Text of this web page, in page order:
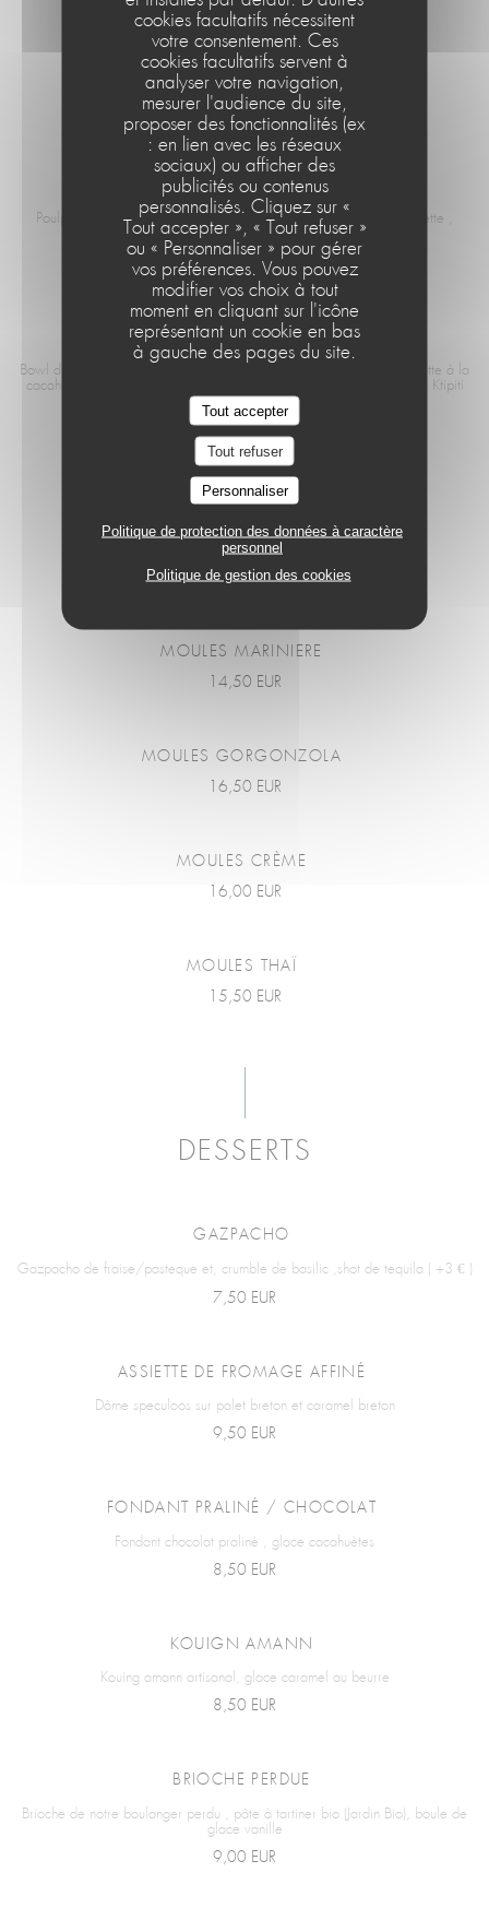
cookies facultatifs nécessitent
votre consentement. Ces
cookies facultatifs servent à
analyser votre navigation,
mesurer l'audience du site,
proposer des fonctionnalités (ex
: en lien avec les réseaux
sociaux) ou afficher des
publicités ou contenus
personnalisés. Cliquez sur «
Tout accepter », « Tout refuser »
ou « Personnaliser » pour gérer
vos préférences. Vous pouvez
modifier vos choix à tout
moment en cliquant sur l'icône
représentant un cookie en bas
à gauche des pages du site.
Tout accepter
Tout refuser
Personnaliser
Politique de protection des données à caractère
personnel
Politique de gestion des cookies
MENU ENFANT
Steak haché et frite ou Fish and chips Boisson et Glace
12,00 EUR
POULPE
Poulpe grillé, purée de coco au sésame , sauce chimichurri , roquette ,
légume de la ferme
21,50 EUR
BOWL DU CAFÉ
Bowl du café Tataki de thon , algues Wakamé/fève , sauce Vinaigrette à la
cacahuètes, mangue , riz sushi , tomate Version Végétarienne : avec Ktipiti
19,50 EUR
MOULES
MOULES MARINIERE
14,50 EUR
MOULES GORGONZOLA
16,50 EUR
MOULES CRÈME
16,00 EUR
MOULES THAÏ
15,50 EUR
DESSERTS
GAZPACHO
Gazpacho de fraise/pasteque et, crumble de basilic ,shot de tequila ( +3 € )
7,50 EUR
ASSIETTE DE FROMAGE AFFINÉ
Dôme speculoos sur palet breton et caramel breton
9,50 EUR
FONDANT PRALINÉ / CHOCOLAT
Fondant chocolat praliné , glace cacahuètes
8,50 EUR
KOUIGN AMANN
Kouing amann artisanal, glace caramel au beurre
8,50 EUR
BRIOCHE PERDUE
Brioche de notre boulanger perdu , pâte à tartiner bio (Jardin Bio), boule de
glace vanille
9,00 EUR
Le Café de la Plage